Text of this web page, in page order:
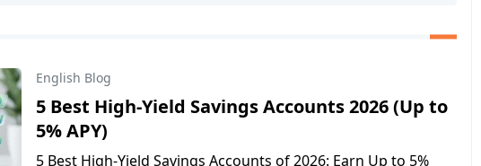
English Blog
5 Best High-Yield Savings Accounts 2026 (Up to
5% APY)
5 Best High-Yield Savings Accounts of 2026: Earn Up to 5%